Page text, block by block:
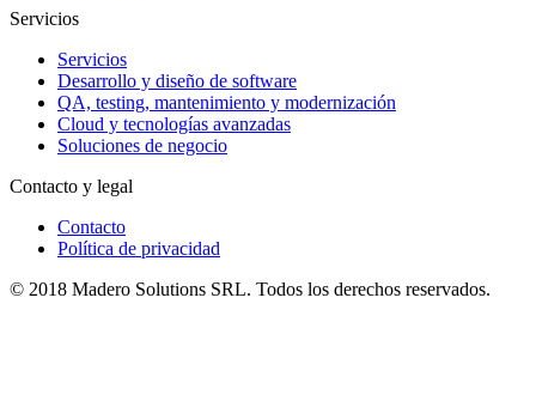
Servicios
Servicios
Desarrollo y diseño de software
QA, testing, mantenimiento y modernización
Cloud y tecnologías avanzadas
Soluciones de negocio
Contacto y legal
Contacto
Política de privacidad
© 2018 Madero Solutions SRL. Todos los derechos reservados.